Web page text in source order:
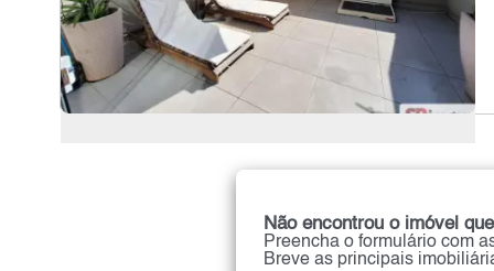
Não encontrou o imóvel
Preencha o formulário com
Breve as principais